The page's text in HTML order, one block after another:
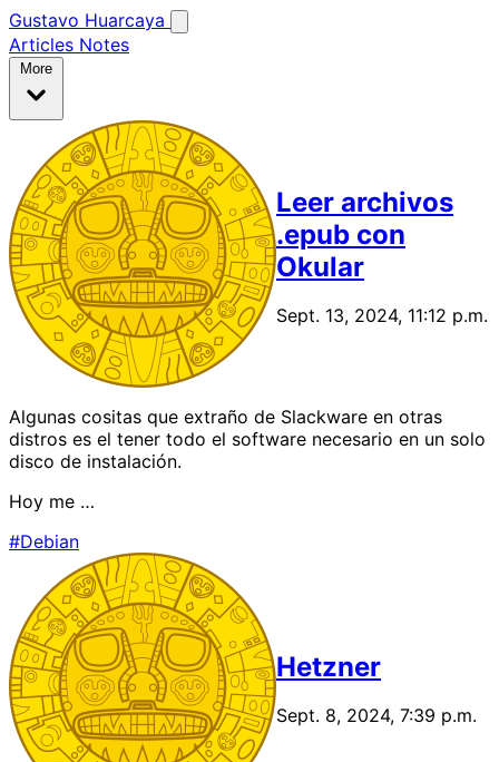
Gustavo Huarcaya
Articles Notes
More
Leer archivos
.epub con
Okular
Sept. 13, 2024, 11:12 p.m.
Algunas cositas que extraño de Slackware en otras
distros es el tener todo el software necesario en un solo
disco de instalación.
Hoy me …
#Debian
Hetzner
Sept. 8, 2024, 7:39 p.m.